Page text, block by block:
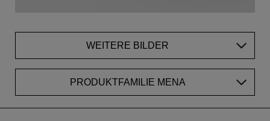
WEITERE BILDER
PRODUKTFAMILIE MENA